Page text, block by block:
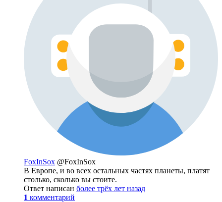
FoxInSox @FoxInSox
В Европе, и во всех остальных частях планеты, платят
столько, сколько вы стоите.
Ответ написан более трёх лет назад
1 комментарий